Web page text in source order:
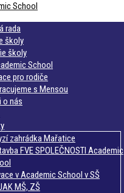
School
rada
školy
školy
School
pro rodiče
s Mensou
o nás
zahrádka Mařatice
FVE SPOLEČNOSTI Academic
v Academic School v SŠ
MŠ, ZŠ